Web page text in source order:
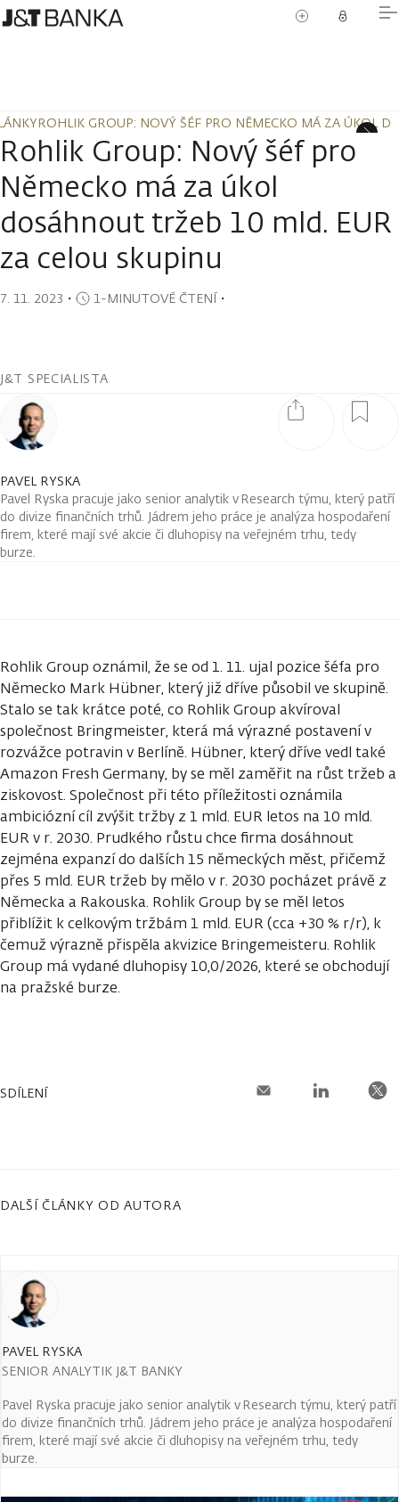
ROHLIK GROUP: NOVÝ ŠÉF PRO NĚMECKO MÁ ZA ÚKOL
ROHLIK GROUP: NOVÝ ŠÉF PRO NĚMECKO MÁ ZA ÚKOL
Rohlik Group: Nový šéf pro
Německo má za úkol
dosáhnout tržeb 10 mld. EUR
za celou skupinu
7. 11. 2023 ・ 1-MINUTOVÉ ČTENÍ・
J&T SPECIALISTA
PAVEL RYSKA
Pavel Ryska pracuje jako senior analytik v Research týmu, který patří
do divize finančních trhů. Jádrem jeho práce je analýza hospodaření
firem, které mají své akcie či dluhopisy na veřejném trhu, tedy
burze.
Rohlik Group oznámil, že se od 1. 11. ujal pozice šéfa pro
Německo Mark Hübner, který již dříve působil ve skupině.
Stalo se tak krátce poté, co Rohlik Group akvíroval
společnost Bringmeister, která má výrazné postavení v
rozvážce potravin v Berlíně. Hübner, který dříve vedl také
Amazon Fresh Germany, by se měl zaměřit na růst tržeb a
ziskovost. Společnost při této příležitosti oznámila
ambiciózní cíl zvýšit tržby z 1 mld. EUR letos na 10 mld.
EUR v r. 2030. Prudkého růstu chce firma dosáhnout
zejména expanzí do dalších 15 německých měst, přičemž
přes 5 mld. EUR tržeb by mělo v r. 2030 pocházet právě z
Německa a Rakouska. Rohlik Group by se měl letos
přiblížit k celkovým tržbám 1 mld. EUR (cca +30 % r/r), k
čemuž výrazně přispěla akvizice Bringemeisteru. Rohlik
Group má vydané dluhopisy 10,0/2026, které se obchodují
na pražské burze.
SDÍLENÍ
DALŠÍ ČLÁNKY OD AUTORA
PAVEL RYSKA
SENIOR ANALYTIK J&T BANKY
Pavel Ryska pracuje jako senior analytik v Research týmu, který patří
do divize finančních trhů. Jádrem jeho práce je analýza hospodaření
firem, které mají své akcie či dluhopisy na veřejném trhu, tedy
burze.